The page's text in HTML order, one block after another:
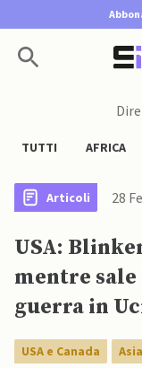
TUTTI AFRICA
Articoli 28
USA:
mentre
guerra in
USA e Canada Asia